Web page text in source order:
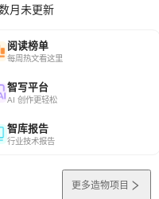
月未更新
阅读榜单
每周热文看这里
智写平台
AI 创作更轻松
智库报告
行业技术报告
更多造物项目